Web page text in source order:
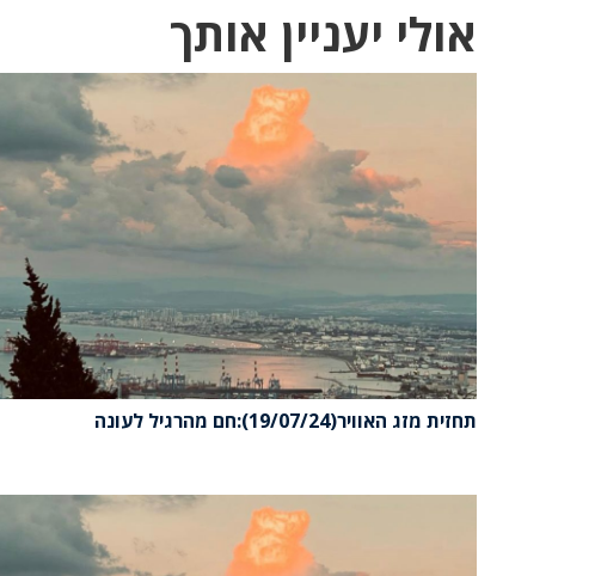
אולי יעניין אותך
תחזית מזג האוויר(19/07/24):חם מהרגיל לעונה